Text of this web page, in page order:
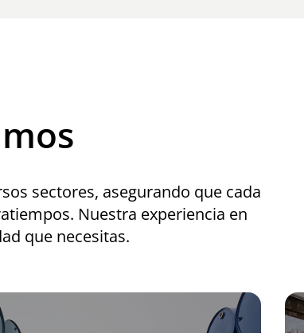
sectores, asegurando que cada
Nuestra experiencia en
que necesitas.